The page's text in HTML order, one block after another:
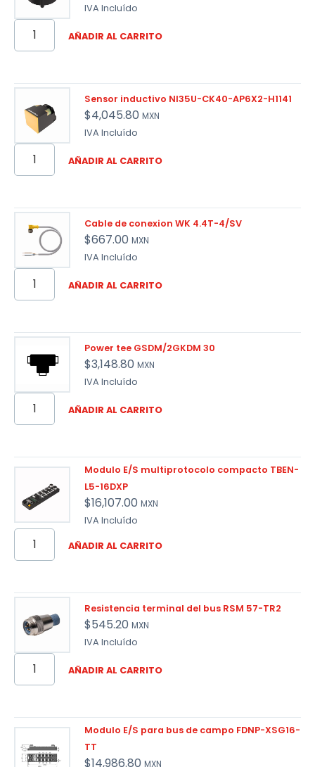
IVA Incluído
AÑADIR AL CARRITO
Sensor inductivo NI35U-CK40-AP6X2-H1141
$4,045.80 MXN
IVA Incluído
AÑADIR AL CARRITO
Cable de conexion WK 4.4T-4/SV
$667.00 MXN
IVA Incluído
AÑADIR AL CARRITO
Power tee GSDM/2GKDM 30
$3,148.80 MXN
IVA Incluído
AÑADIR AL CARRITO
Modulo E/S multiprotocolo compacto TBEN-
L5-16DXP
$16,107.00 MXN
IVA Incluído
AÑADIR AL CARRITO
Resistencia terminal del bus RSM 57-TR2
$545.20 MXN
IVA Incluído
AÑADIR AL CARRITO
Modulo E/S para bus de campo FDNP-XSG16-
TT
$14,986.80 MXN